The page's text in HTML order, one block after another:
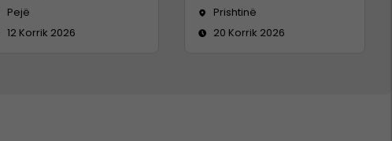
Pejë
12 Korrik 2026
Prishtinë
20 Korrik 2026